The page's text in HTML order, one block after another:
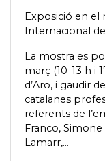
Exposició en el
Internacional
La mostra es
març (10-13 h i
d’Aro, i gaudir
catalanes
referents de
Franco,
Lamarr,...